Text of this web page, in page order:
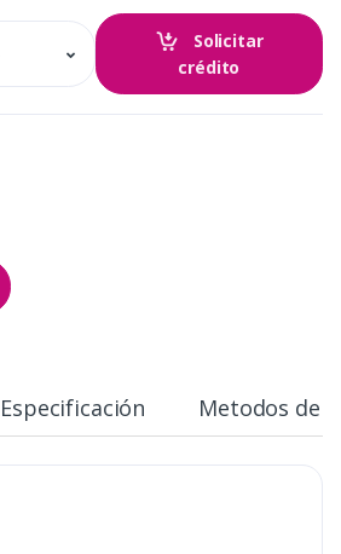
Solicitar
crédito
Especificación Metodos de